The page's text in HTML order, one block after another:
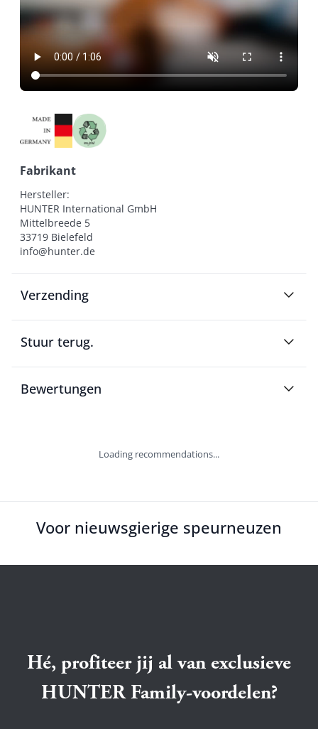
Fabrikant
Hersteller:
HUNTER International GmbH
Mittelbreede 5
33719 Bielefeld
info@hunter.de
Verzending
Stuur terug.
Bewertungen
Loading recommendations...
Voor nieuwsgierige speurneuzen
Hé, profiteer jij al van exclusieve
HUNTER Family-voordelen?